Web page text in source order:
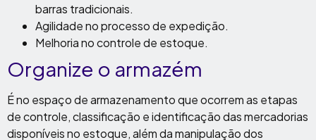
barras tradicionais.
Agilidade no processo de expedição.
Melhoria no controle de estoque.
Organize o armazém
É no espaço de armazenamento que ocorrem as etapas
de controle, classificação e identificação das mercadorias
disponíveis no estoque, além da manipulação dos